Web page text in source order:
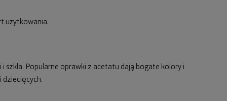
użytkowania.
szkła. Popularne oprawki z acetatu dają bogate kolory i
dziecięcych.